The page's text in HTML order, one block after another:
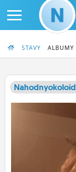
PRIHLÁS
FÓRUM
STAVY ALBUMY